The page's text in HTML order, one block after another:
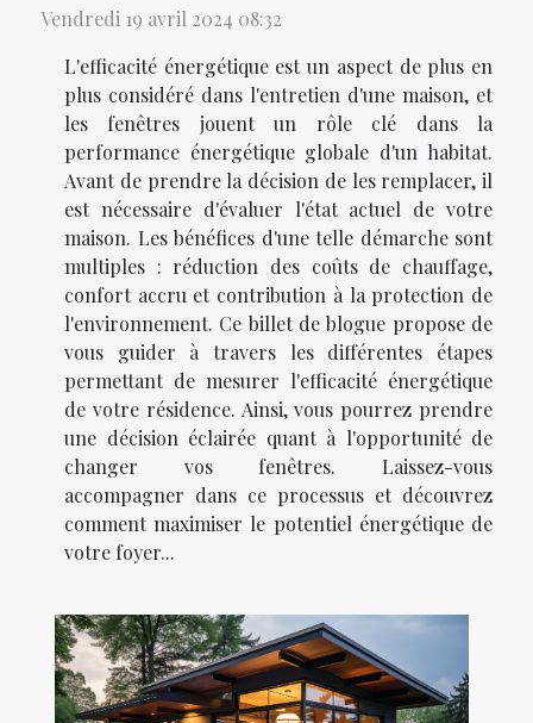
Vendredi 19 avril 2024 08:32
L'efficacité énergétique est un aspect de plus en
plus considéré dans l'entretien d'une maison, et
les fenêtres jouent un rôle clé dans la
performance énergétique globale d'un habitat.
Avant de prendre la décision de les remplacer, il
est nécessaire d'évaluer l'état actuel de votre
maison. Les bénéfices d'une telle démarche sont
multiples : réduction des coûts de chauffage,
confort accru et contribution à la protection de
l'environnement. Ce billet de blogue propose de
vous guider à travers les différentes étapes
permettant de mesurer l'efficacité énergétique
de votre résidence. Ainsi, vous pourrez prendre
une décision éclairée quant à l'opportunité de
changer vos fenêtres. Laissez-vous
accompagner dans ce processus et découvrez
comment maximiser le potentiel énergétique de
votre foyer...